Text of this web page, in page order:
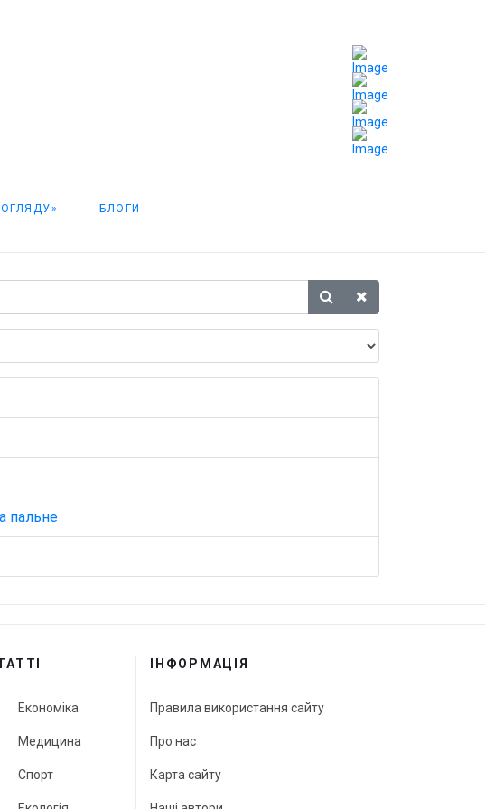
БЛОГИ
пальне
Економіка
Медицина
Спорт
ІНФОРМАЦІЯ
Правила використання сайту
Про нас
Карта сайту